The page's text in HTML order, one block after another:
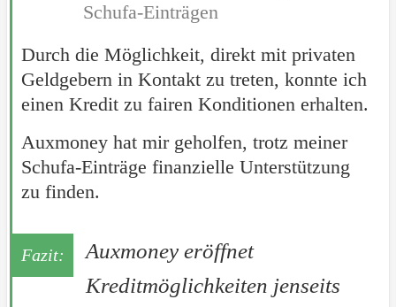
Schufa-Einträgen
Durch die Möglichkeit, direkt mit privaten
Geldgebern in Kontakt zu treten, konnte ich
einen Kredit zu fairen Konditionen erhalten.
Auxmoney hat mir geholfen, trotz meiner
Schufa-Einträge finanzielle Unterstützung
zu finden.
Auxmoney eröffnet
Kreditmöglichkeiten jenseits